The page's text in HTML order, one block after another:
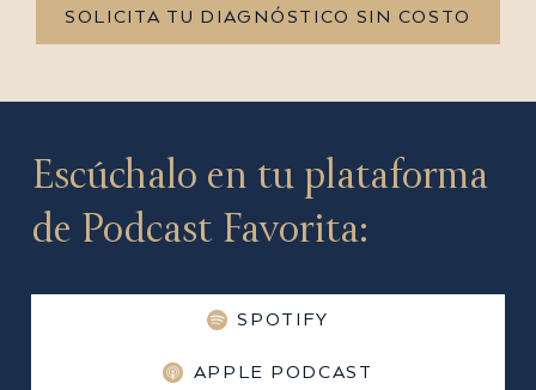
SOLICITA TU DIAGNÓSTICO SIN COSTO
Escúchalo en tu plataforma
de Podcast Favorita:
SPOTIFY
APPLE PODCAST